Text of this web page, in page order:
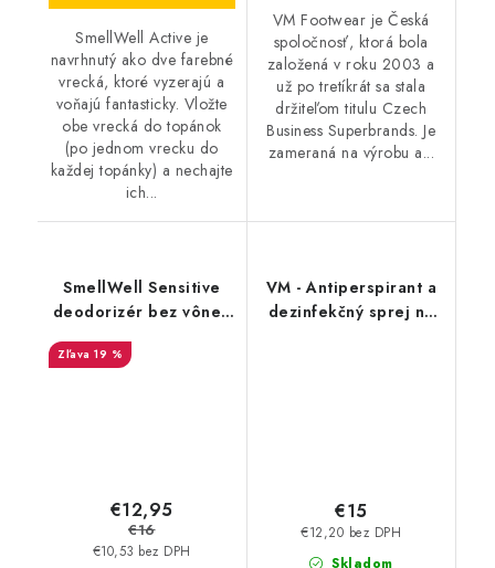
SmellWell Active je
navrhnutý ako dve farebné
vrecká, ktoré vyzerajú a
voňajú fantasticky. Vložte
obe vrecká do topánok
(po jednom vrecku do
každej topánky) a nechajte
ich...
VM Footwear je Česká
spoločnosť, ktorá bola
založená v roku 2003 a
už po tretíkrát sa stala
držiteľom titulu Czech
Business Superbrands. Je
zameraná na výrobu a...
SmellWell Sensitive
deodorizér bez vône -
Blue
19 %
€10,53 bez DPH
€12,95
€16
VM - Antiperspirant a
dezinfekčný sprej na
Skladom
€12,20 bez DPH
€15